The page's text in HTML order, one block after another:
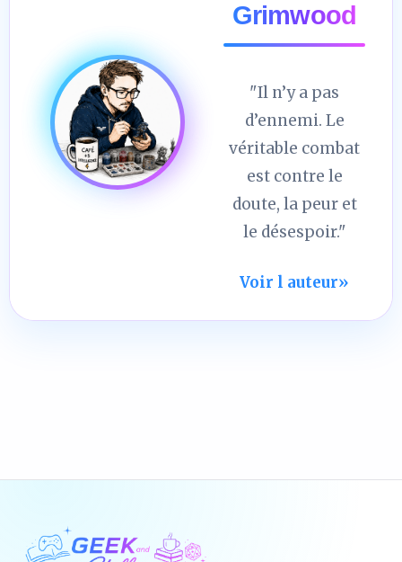
Grimwood
"Il n’y a pas
d’ennemi. Le
véritable combat
est contre le
doute, la peur et
le désespoir."
Voir l auteur»